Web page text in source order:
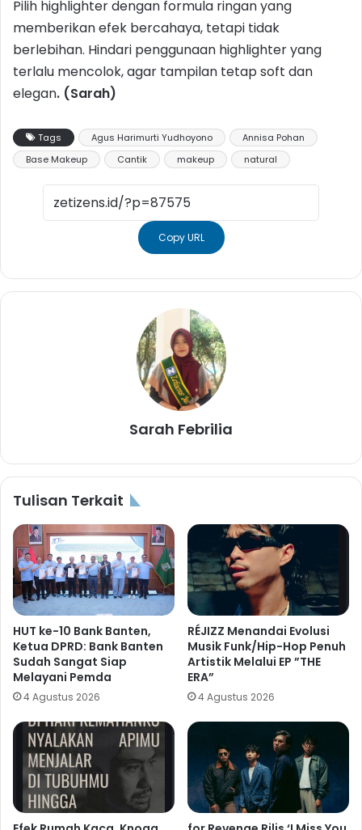
Pilih highlighter dengan formula ringan yang
memberikan efek bercahaya, tetapi tidak
berlebihan. Hindari penggunaan highlighter yang
terlalu mencolok, agar tampilan tetap soft dan
elegan. (Sarah)
Tags Agus Harimurti Yudhoyono
Annisa Pohan
Base Makeup
Cantik makeup natural
Copy URL
Sarah Febrilia
Tulisan Terkait
HUT ke-10 Bank Banten,
Ketua DPRD: Bank Banten
Sudah Sangat Siap
Melayani Pemda
4 Agustus 2026
RÉJIZZ Menandai Evolusi
Musik Funk/Hip-Hop Penuh
Artistik Melalui EP ”THE
ERA”
4 Agustus 2026